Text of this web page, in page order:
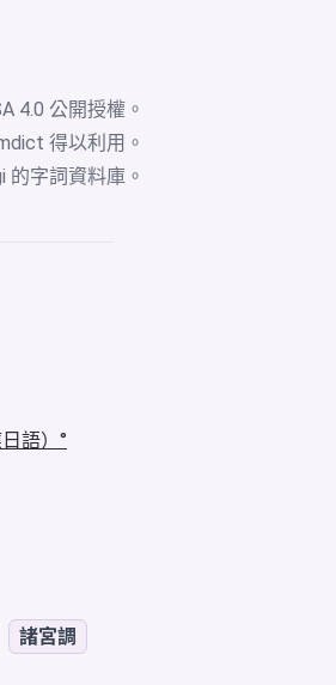
4.0 公開授權。
得以利用。
的字詞資料庫 。
語）
諸宮調